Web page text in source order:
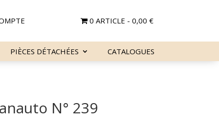
0 ARTICLE 0,00 €
PIÈCES DÉTACHÉES CATALOGUES
N° 239